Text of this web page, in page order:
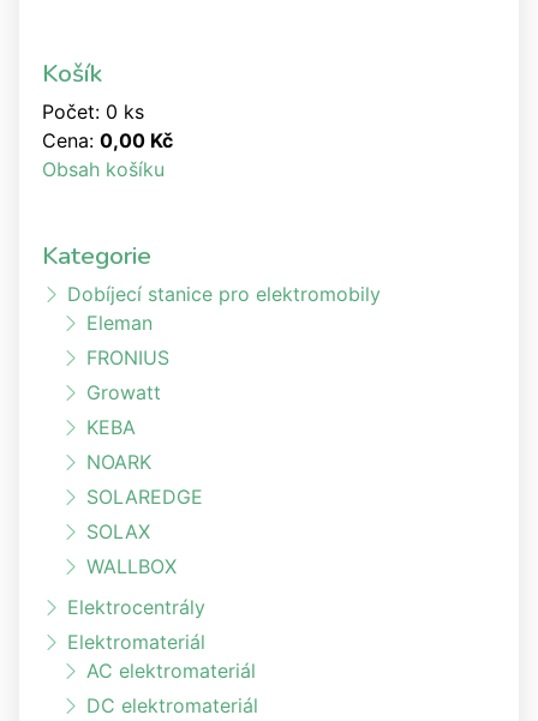
Košík
Počet: 0 ks
Cena: 0,00 Kč
Obsah košíku
Kategorie
Dobíjecí stanice pro elektromobily
Eleman
FRONIUS
Growatt
KEBA
NOARK
SOLAREDGE
SOLAX
WALLBOX
Elektrocentrály
Elektromateriál
AC elektromateriál
DC elektromateriál